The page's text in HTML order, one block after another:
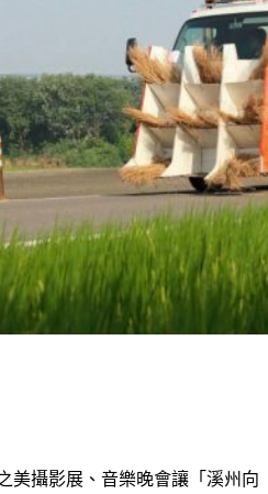
美攝影展、音樂晚會讓「溪州向